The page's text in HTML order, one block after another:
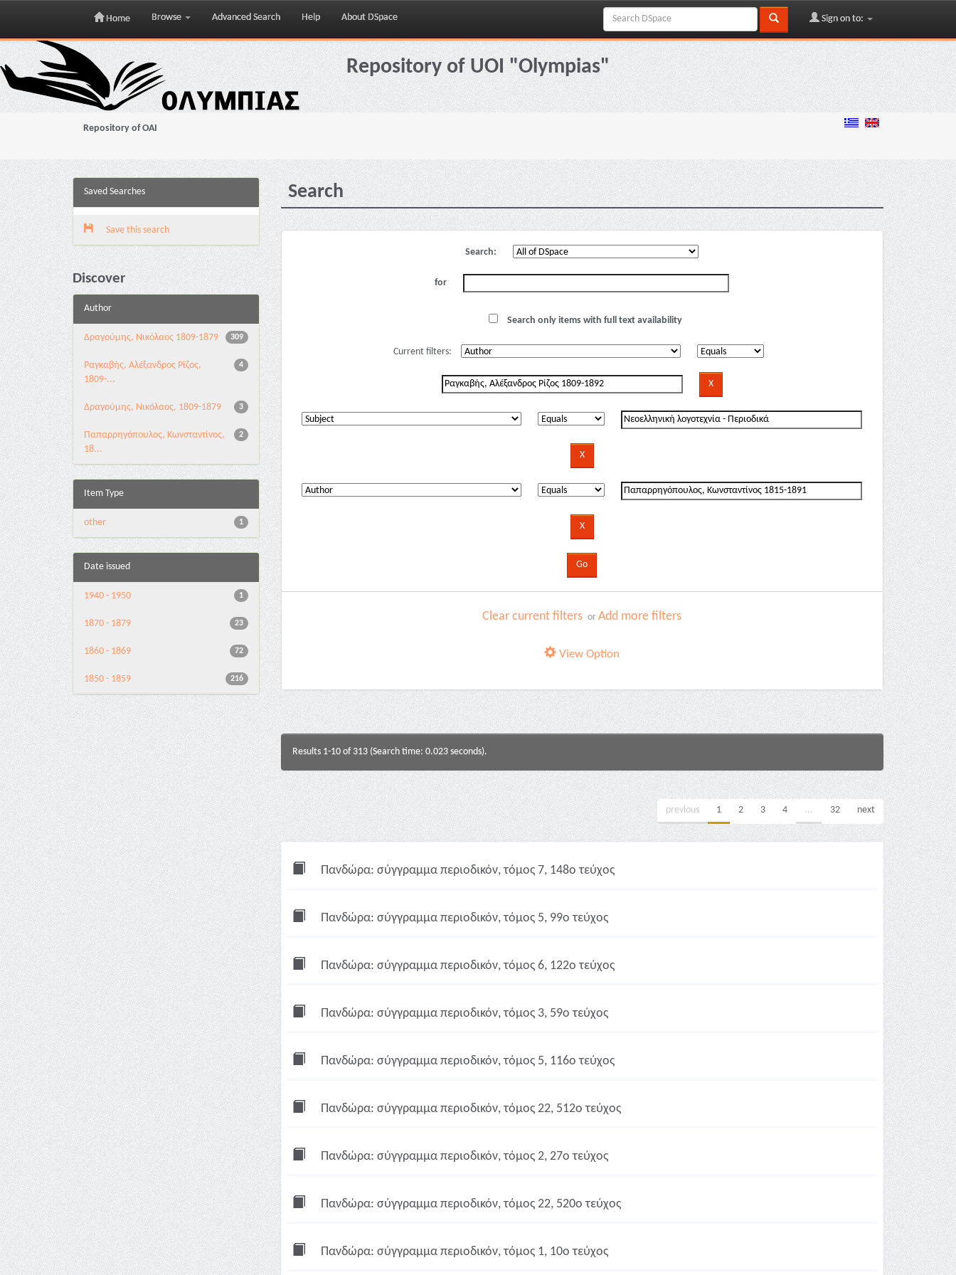
Skip
navigation
Home Browse Advanced Search Help About DSpace Sign on to:
Repository of UOI "Olympias"
Repository of OAI
Saved Searches
Save this search
Discover
Author
309
Δραγούμης, Νικόλαος 1809-1879
4
Ραγκαβής, Αλέξανδρος Ρίζος,
1809-...
3
Δραγούμης, Νικόλαος, 1809-1879
2
Παπαρρηγόπουλος, Κωνσταντίνος,
18...
Item Type
1
other
Date issued
1
1940 - 1950
23
1870 - 1879
72
1860 - 1869
216
1850 - 1859
Search
Search:
for
Search only items with full text availability
Current filters:
Clear current filters orAdd more filters
View Option
Results 1-10 of 313 (Search time: 0.023 seconds).
previous 1 2 3 4 ... 32 next
Πανδώρα: σύγγραμμα περιοδικόν, τόμος 7, 148ο τεύχος
Πανδώρα: σύγγραμμα περιοδικόν, τόμος 5, 99ο τεύχος
Πανδώρα: σύγγραμμα περιοδικόν, τόμος 6, 122ο τεύχος
Πανδώρα: σύγγραμμα περιοδικόν, τόμος 3, 59ο τεύχος
Πανδώρα: σύγγραμμα περιοδικόν, τόμος 5, 116ο τεύχος
Πανδώρα: σύγγραμμα περιοδικόν, τόμος 22, 512ο τεύχος
Πανδώρα: σύγγραμμα περιοδικόν, τόμος 2, 27ο τεύχος
Πανδώρα: σύγγραμμα περιοδικόν, τόμος 22, 520ο τεύχος
Πανδώρα: σύγγραμμα περιοδικόν, τόμος 1, 10ο τεύχος